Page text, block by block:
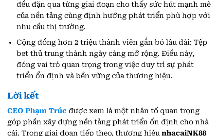
đều đặn qua từng giai đoạn cho thấy sức hút mạnh mẽ
của nền tảng cùng định hướng phát triển phù hợp với
nhu cầu thị trường.
Cộng đồng hơn 2 triệu thành viên gắn bó lâu dài: Tệp
bet thủ trung thành ngày càng mở rộng. Điều này,
đóng vai trò quan trọng trong việc duy trì sự phát
triển ổn định và bền vững của thương hiệu.
Lời kết
CEO Phạm Trúc được xem là một nhân tố quan trọng
góp phần xây dựng nền tảng phát triển ổn định cho nhà
cái. Trong giai đoạn tiếp theo, thương hiệu nhacaiNK88